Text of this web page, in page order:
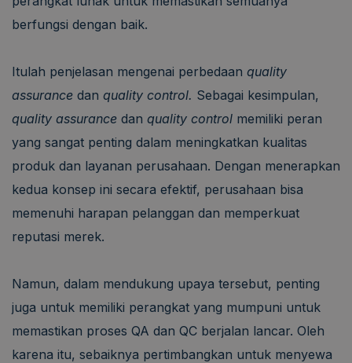
berfungsi dengan baik.
Itulah penjelasan mengenai perbedaan quality
assurance dan quality control. Sebagai kesimpulan,
quality assurance dan quality control memiliki peran
yang sangat penting dalam meningkatkan kualitas
produk dan layanan perusahaan. Dengan menerapkan
kedua konsep ini secara efektif, perusahaan bisa
memenuhi harapan pelanggan dan memperkuat
reputasi merek.
Namun, dalam mendukung upaya tersebut, penting
juga untuk memiliki perangkat yang mumpuni untuk
memastikan proses QA dan QC berjalan lancar. Oleh
karena itu, sebaiknya pertimbangkan untuk menyewa